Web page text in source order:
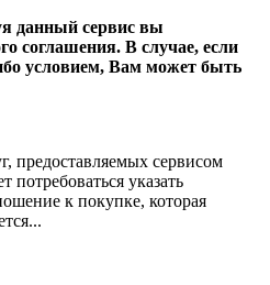
данный сервис вы
соглашения. В случае, если
условием, Вам может быть
предоставляемых сервисом
указать
к покупке, которая